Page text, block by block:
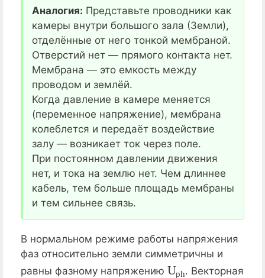
Аналогия: Представьте проводники как
камеры внутри большого зала (Земли),
отделённые от него тонкой мембраной.
Отверстий нет — прямого контакта нет.
Мембрана — это емкость между
проводом и землёй.
Когда давление в камере меняется
(переменное напряжение), мембрана
колеблется и передаёт воздействие
залу — возникает ток через поле.
При постоянном давлении движения
нет, и тока на землю нет. Чем длиннее
кабель, тем больше площадь мембраны
и тем сильнее связь.
В нормальном режиме работы напряжения
фаз относительно земли симметричны и
равны фазному напряжению
U p
. Векторная